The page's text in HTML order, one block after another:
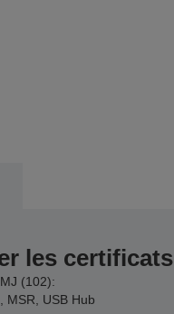
les certificats
(102):
MSR, USB Hub